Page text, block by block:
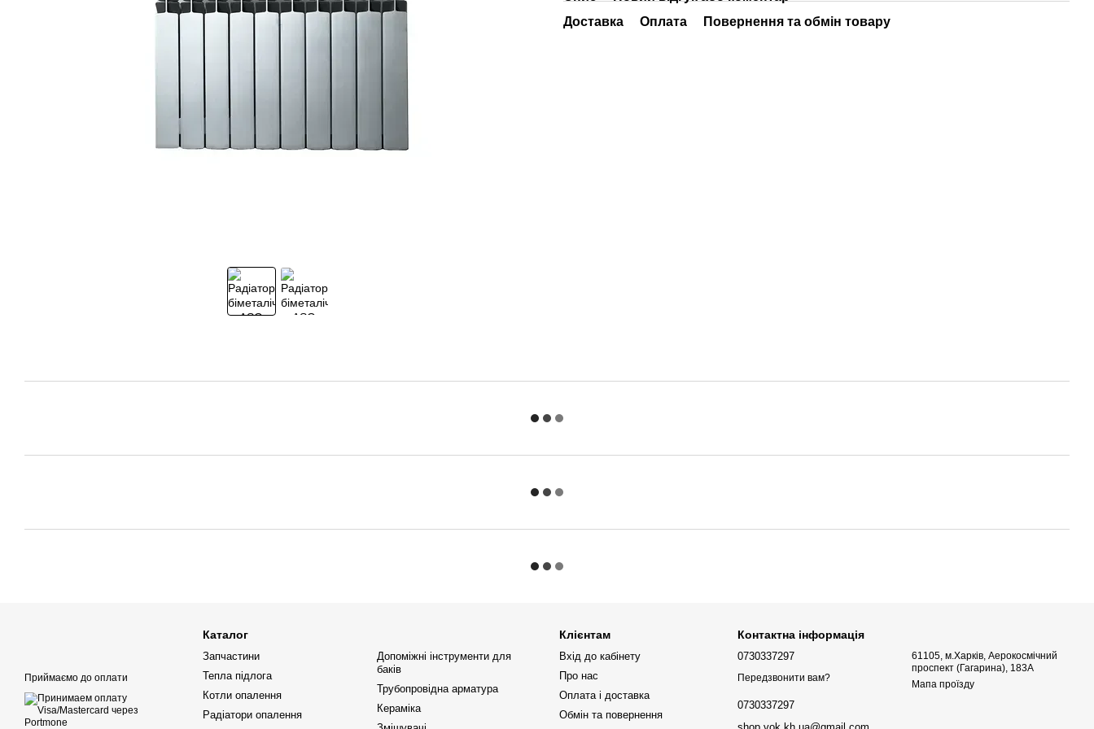
Доставка
Оплата Повернення та обмін товару
Приймаємо до оплати
Каталог
Запчастини
Тепла підлога
Котли опалення
Радіатори опалення
Допоміжні інструменти для
баків
Трубопровідна арматура
Кераміка
Клієнтам
Вхід до кабінету
Про нас
Оплата і доставка
Обмін та повернення
Контактна інформація
0730337297
Передзвонити вам?
0730337297
61105, м.Харків, Аерокосмічний
проспект (Гагарина), 183А
Мапа проїзду